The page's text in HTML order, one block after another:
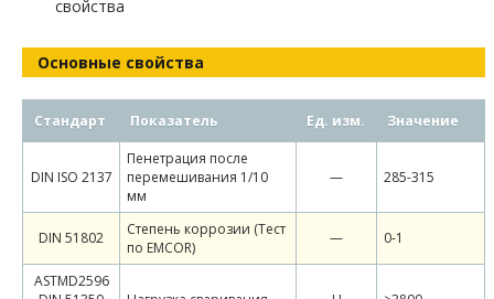
свойства
Основные свойства
Стандарт Показатель Ед. изм. Значение
DIN ISO 2137
Пенетрация после
перемешивания 1/10
мм
— 285-315
DIN 51802
Степень коррозии (Тест
по EMCOR)
— 0-1
ASTMD2596